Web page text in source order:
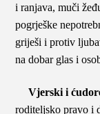
i ranjava, muči
pogrješke
griješi i protiv
na dobar glas i
Vjerski i
roditeljsko pravo i